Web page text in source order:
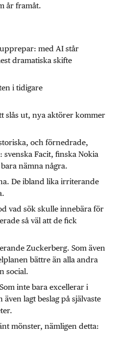
år framåt.
med AI står
dramatiska skifte
i tidigare
slås ut, nya aktörer kommer
och förnedrade,
Facit, finska Nokia
nämna några.
De ibland lika irriterande
vad sök skulle innebära för
så väl att de fick
Zuckerberg. Som även
bättre än alla andra
social.
inte bara excellerar i
lagt beslag på självaste
mönster, nämligen detta: